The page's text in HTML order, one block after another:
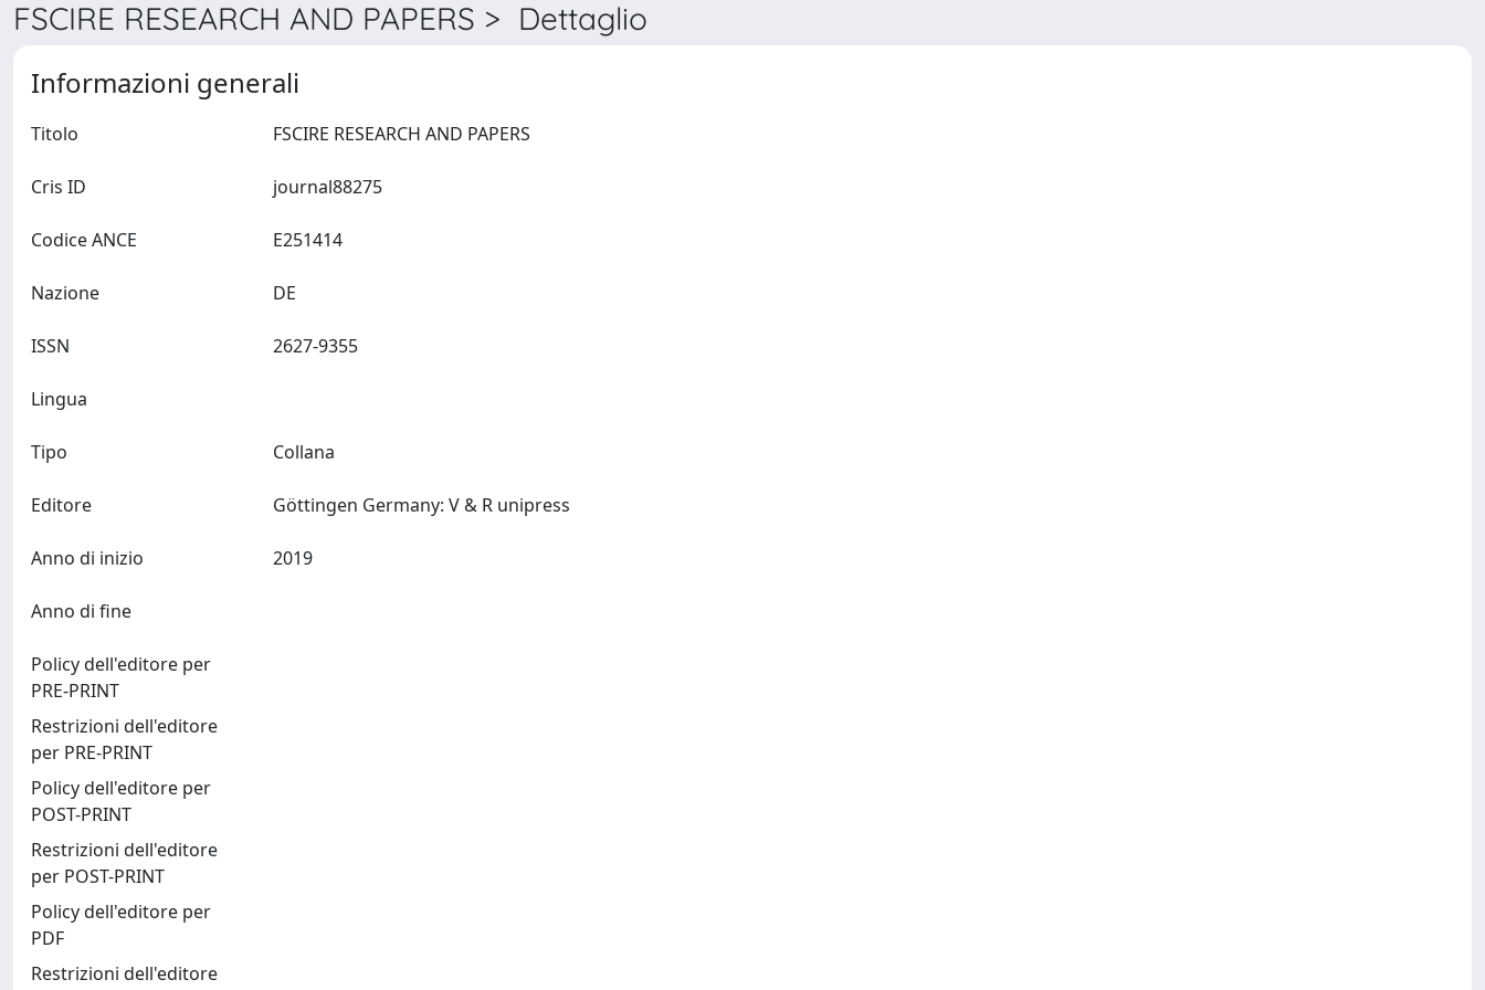
FSCIRE RESEARCH AND PAPERS > Dettaglio
Informazioni generali
Titolo
Cris ID
Codice ANCE
Nazione
ISSN
Lingua
Tipo Collana
Editore
Anno di inizio
Anno di fine
Policy dell'editore per
PRE-PRINT
Restrizioni dell'editore
per PRE-PRINT
Policy dell'editore per
POST-PRINT
Restrizioni dell'editore
per POST-PRINT
Policy dell'editore per
PDF
Restrizioni dell'editore